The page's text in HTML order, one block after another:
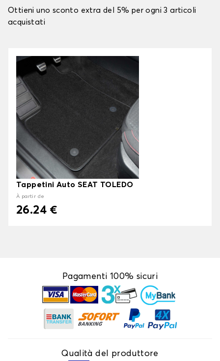
Ottieni uno sconto extra del 5% per ogni 3 articoli
acquistati
Tappetini Auto SEAT TOLEDO
À partir de
26.24 €
Pagamenti 100% sicuri
Qualità del produttore